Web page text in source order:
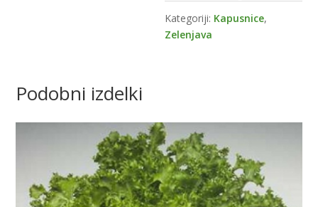
Kategoriji: Kapusnice,
Zelenjava
Podobni izdelki